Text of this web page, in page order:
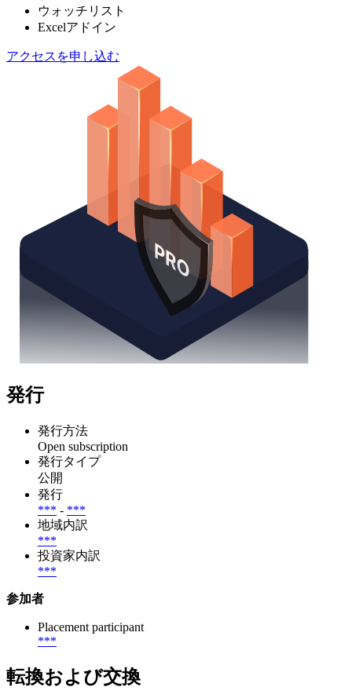
ウォッチリスト
Excelアドイン
アクセスを申し込む
発行
発行方法
Open subscription
発行タイプ
公開
発行
*** - ***
地域内訳
***
投資家内訳
***
参加者
Placement participant
***
転換および交換